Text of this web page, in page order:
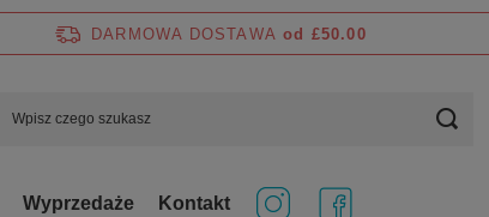
DARMOWA DOSTAWA od £50.00
Wyprzedaże Kontakt